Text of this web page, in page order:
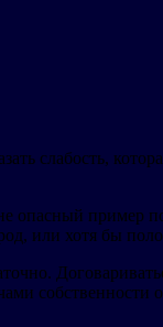
слабость,
опасный пример
или хотя бы
собственности